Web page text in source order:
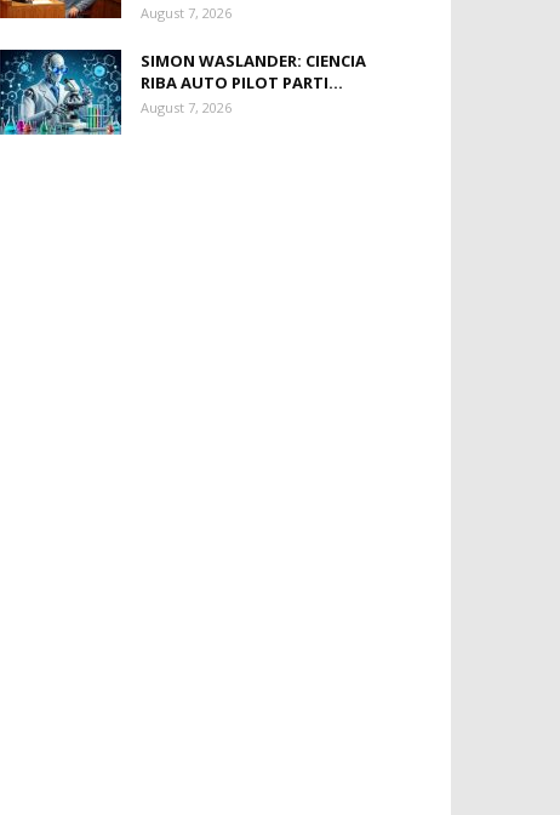
August 7, 2026
SIMON WASLANDER: CIENCIA
RIBA AUTO PILOT PARTI...
August 7, 2026